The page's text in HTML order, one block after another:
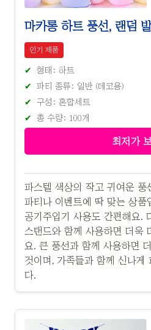
마카롱 하트 풍선, 랜덤
인기 제품
형태: 하트
파티 종류: 일반 (데코용)
구성: 혼합세트
총 수량: 100개
최저가
파스텔 색상의 작고 귀여운 풍
파티나 이벤트에 딱 맞는 상품
공기주입기 사용도 간편해요.
스탠드와 함께 사용하면 더욱
요. 큰 풍선과 함께 사용하면
것이며, 가족들과 함께 신나게
다.